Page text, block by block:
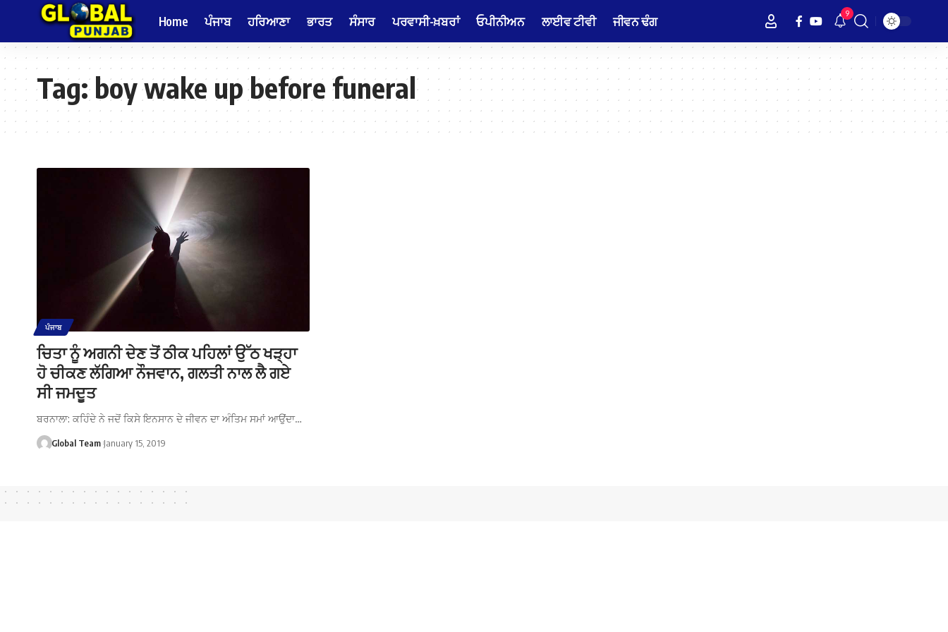
Home ਪੰਜਾਬ ਹਰਿਆਣਾ ਭਾਰਤ ਸੰਸਾਰ ਪਰਵਾਸੀ-ਖ਼ਬਰਾਂ ਓਪੀਨੀਅਨ ਲਾਈਵ ਟੀਵੀ ਜੀਵਨ ਢੰਗ 9
Tag:boy wake up before funeral
ਪੰਜਾਬ
ਚਿਤਾ ਨੂੰ ਅਗਨੀ ਦੇਣ ਤੋਂ ਠੀਕ ਪਹਿਲਾਂ ਉੱਠ ਖੜ੍ਹਾ
ਹੋ ਚੀਕਣ ਲੱਗਿਆ ਨੌਜਵਾਨ, ਗਲਤੀ ਨਾਲ ਲੈ ਗਏ
ਸੀ ਜਮਦੂਤ
ਬਰਨਾਲਾ: ਕਹਿੰਦੇ ਨੇ ਜਦੋਂ ਕਿਸੇ ਇਨਸਾਨ ਦੇ ਜੀਵਨ ਦਾ ਅੰਤਿਮ ਸਮਾਂ ਆਉਂਦਾ…
Global Team January 15, 2019